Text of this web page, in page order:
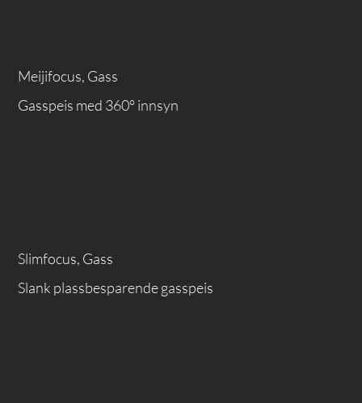
Meijifocus, Gass
Gasspeis med 360° innsyn
Slimfocus, Gass
Slank plassbesparende gasspeis